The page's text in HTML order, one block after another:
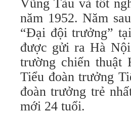
Vũng Tàu và tốt
năm 1952. Năm
“Ðại đội trưởng”
được gửi ra Hà
trường chiến thuật
Tiểu đoàn trưởng
đoàn trưởng trẻ
mới 24 tuổi.